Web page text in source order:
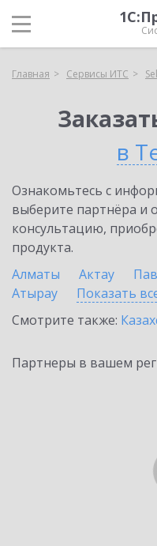
Главная Сервисы ИТС
в
Ознакомьтесь с
выберите партнёра и
консультацию,
продукта.
Алматы
Актау
Атырау
Показать
Смотрите также:
Партнеры в вашем